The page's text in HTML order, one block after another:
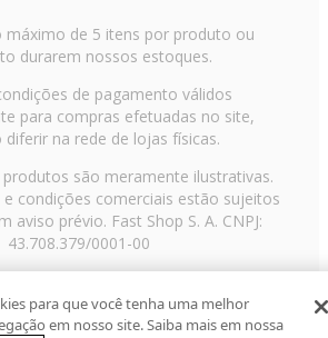
máximo de 5 itens por produto ou
durarem nossos estoques.
de pagamento válidos
para compras efetuadas no site,
diferir na rede de lojas físicas.
são meramente ilustrativas.
condições comerciais estão sujeitos
aviso prévio. Fast Shop S. A. CNPJ:
43.708.379/0001-00
001, Telefone: 11 3003-3728 ©
- Todos os direitos reservadosRF
para que você tenha uma melhor
em nosso site. Saiba mais em nossa